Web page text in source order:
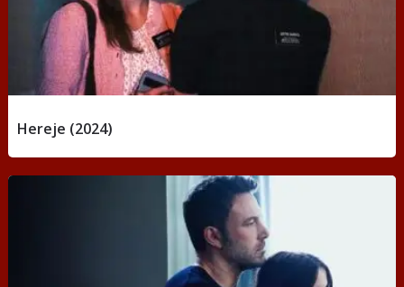
Hereje (2024)